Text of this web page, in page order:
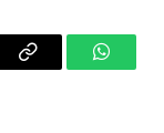
Copy